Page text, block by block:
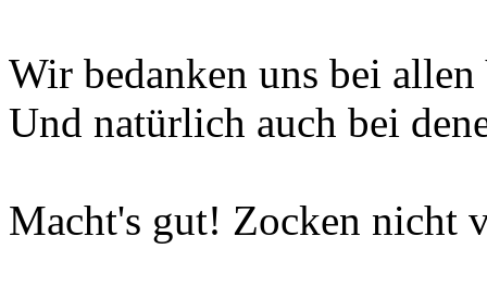
Wir bedanken uns bei
Und natürlich auch bei
Macht's gut! Zocken nicht